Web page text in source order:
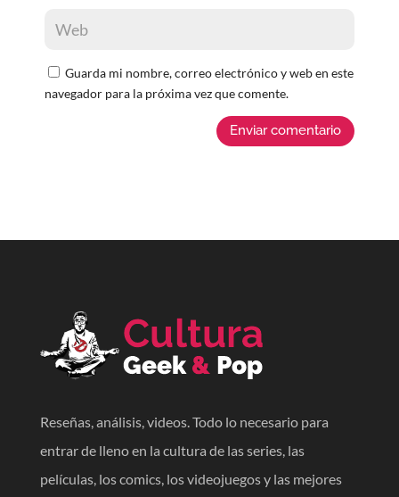
Guarda mi nombre, correo electrónico y web en este
navegador para la próxima vez que comente.
Enviar comentario
Reseñas, análisis, videos. Todo lo necesario para
entrar de lleno en la cultura de las series, las
películas, los comics, los videojuegos y las mejores